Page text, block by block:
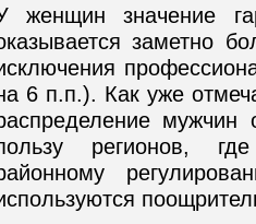
женщин значение
заметно
6 п.п.). Как уже
мужчин
регионов,